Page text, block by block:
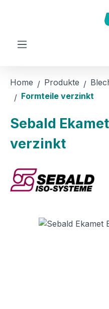
Home Produkte
Formteile verzinkt
Sebald
verzinkt
Bildergalerie